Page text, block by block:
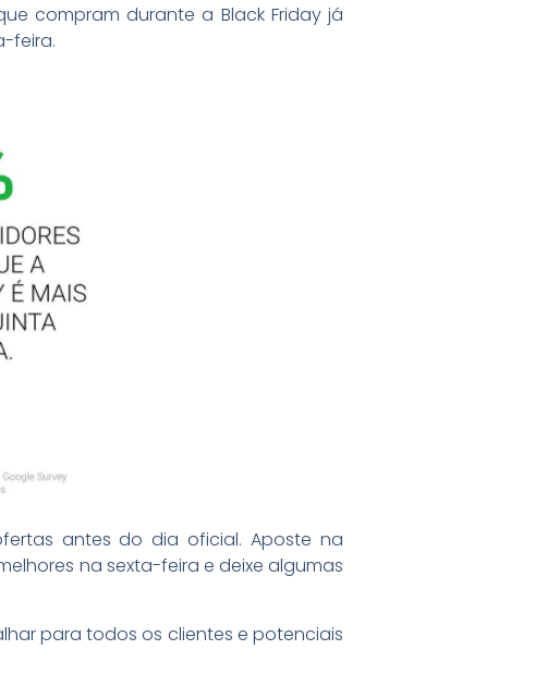
compram durante a Black Friday já
feira.
antes do dia oficial. Aposte na
na sexta-feira e deixe algumas
para todos os clientes e potenciais